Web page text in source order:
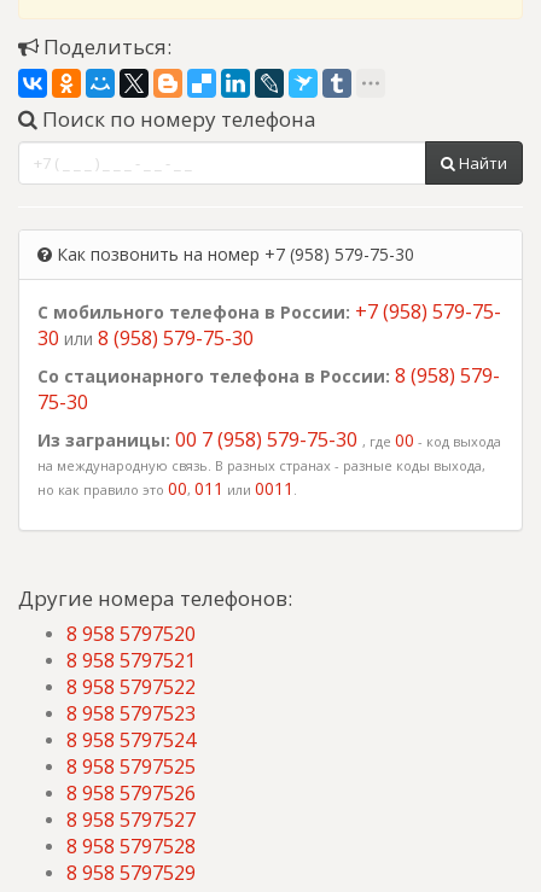
Поделиться:
Поиск по номеру телефона
Найти
Как позвонить на номер +7 (958) 579-75-30
С мобильного телефона в России: +7 (958) 579-75-
30 или 8 (958) 579-75-30
Со стационарного телефона в России: 8 (958) 579-
75-30
Из заграницы: 00 7 (958) 579-75-30 , где 00 - код выхода
на международную связь. В разных странах - разные коды выхода,
но как правило это 00, 011 или 0011 .
Другие номера телефонов:
8 958 5797520
8 958 5797521
8 958 5797522
8 958 5797523
8 958 5797524
8 958 5797525
8 958 5797526
8 958 5797527
8 958 5797528
8 958 5797529